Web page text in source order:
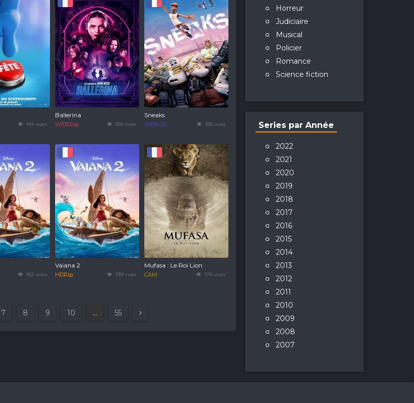
144 vues 554 vues
Ballerina
WEBRip 158 vues
Sneaks
WEB-DL
182 vues 199 vues
Vaiana 2
HDRip 176 vues
Mufasa : Le Roi Lion
CAM
7 8 9 10 ... 55
Horreur
Judiciaire
Musical
Policier
Romance
Science fiction
Series par Année
2022
2021
2020
2019
2018
2017
2016
2015
2014
2013
2012
2011
2010
2009
2008
2007